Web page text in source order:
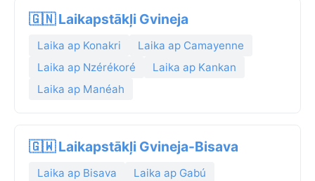
🇬🇳 Laikapstākļi Gvineja
Laika ap Konakri
Laika ap Camayenne
Laika ap Nzérékoré
Laika ap Kankan
Laika ap Manéah
🇬🇼 Laikapstākļi Gvineja-Bisava
Laika ap Bisava
Laika ap Gabú